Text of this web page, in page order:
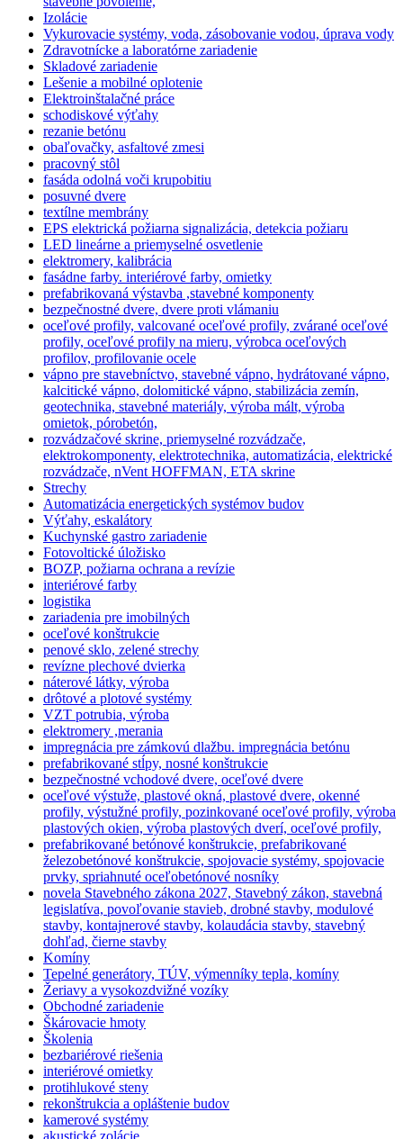
Izolácie
Vykurovacie systémy, voda, zásobovanie vodou, úprava vody
Zdravotnícke a laboratórne zariadenie
Skladové zariadenie
Lešenie a mobilné oplotenie
Elektroinštalačné práce
schodiskové výťahy
rezanie betónu
obaľovačky, asfaltové zmesi
pracovný stôl
fasáda odolná voči krupobitiu
posuvné dvere
textílne membrány
EPS elektrická požiarna signalizácia, detekcia požiaru
LED lineárne a priemyselné osvetlenie
elektromery, kalibrácia
fasádne farby. interiérové farby, omietky
prefabrikovaná výstavba ,stavebné komponenty
bezpečnostné dvere, dvere proti vlámaniu
oceľové profily, valcované oceľové profily, zvárané oceľové
profily, oceľové profily na mieru, výrobca oceľových
profilov, profilovanie ocele
vápno pre stavebníctvo, stavebné vápno, hydrátované vápno,
kalcitické vápno, dolomitické vápno, stabilizácia zemín,
geotechnika, stavebné materiály, výroba mált, výroba
omietok, pórobetón,
rozvádzačové skrine, priemyselné rozvádzače,
elektrokomponenty, elektrotechnika, automatizácia, elektrické
rozvádzače, nVent HOFFMAN, ETA skrine
Strechy
Automatizácia energetických systémov budov
Výťahy, eskalátory
Kuchynské gastro zariadenie
Fotovoltické úložisko
BOZP, požiarna ochrana a revízie
interiérové farby
logistika
zariadenia pre imobilných
oceľové konštrukcie
penové sklo, zelené strechy
revízne plechové dvierka
náterové látky, výroba
drôtové a plotové systémy
VZT potrubia, výroba
elektromery ,merania
impregnácia pre zámkovú dlažbu. impregnácia betónu
prefabrikované stĺpy, nosné konštrukcie
bezpečnostné vchodové dvere, oceľové dvere
oceľové výstuže, plastové okná, plastové dvere, okenné
profily, výstužné profily, pozinkované oceľové profily, výroba
plastových okien, výroba plastových dverí, oceľové profily,
prefabrikované betónové konštrukcie, prefabrikované
železobetónové konštrukcie, spojovacie systémy, spojovacie
prvky, spriahnuté oceľobetónové nosníky
novela Stavebného zákona 2027, Stavebný zákon, stavebná
legislatíva, povoľovanie stavieb, drobné stavby, modulové
stavby, kontajnerové stavby, kolaudácia stavby, stavebný
dohľad, čierne stavby
Komíny
Tepelné generátory, TÚV, výmenníky tepla, komíny
Žeriavy a vysokozdvižné vozíky
Obchodné zariadenie
Škárovacie hmoty
Školenia
bezbariérové riešenia
interiérové omietky
protihlukové steny
rekonštrukcia a opláštenie budov
kamerové systémy
akustické zolácie